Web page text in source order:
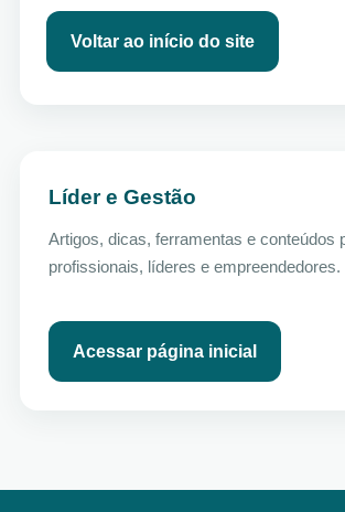
Voltar ao início do site
Líder e Gestão
Artigos, dicas, ferramentas e conteúdos
profissionais, líderes e empreendedores.
Acessar página inicial